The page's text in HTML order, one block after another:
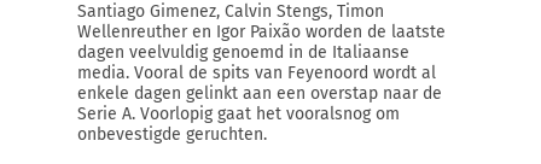
Santiago Gimenez, Calvin Stengs, Timon
Wellenreuther en Igor Paixão worden de laatste
dagen veelvuldig genoemd in de Italiaanse
media. Vooral de spits van Feyenoord wordt al
enkele dagen gelinkt aan een overstap naar de
Serie A. Voorlopig gaat het vooralsnog om
onbevestigde geruchten.